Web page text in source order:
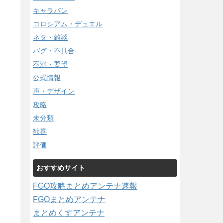
キャラバン
コロシアム・デュエル
ネタ・雑談
バグ・不具合
不満・要望
公式情報
声・デザイン
攻略
未分類
歓喜
評価
おすすめサイト
FGO攻略まとめアンテナ速報
FGOまとめアンテナ
まとめくすアンテナ